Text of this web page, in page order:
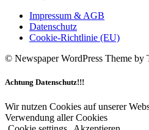
Impressum & AGB
Datenschutz
Cookie-Richtlinie (EU)
© Newspaper WordPress Theme by
Achtung Datenschutz!!!
Wir nutzen Cookies auf unserer
Verwendung aller Cookies